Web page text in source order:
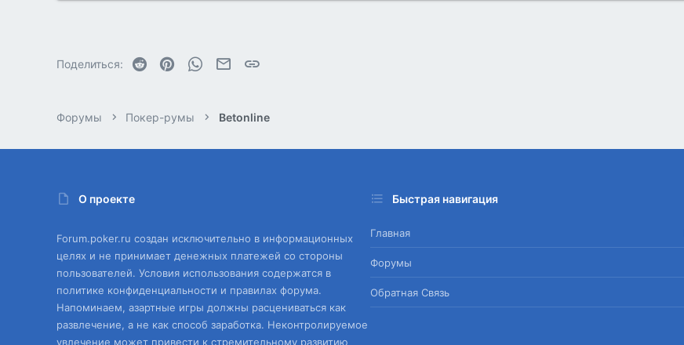
Поделиться: Reddit PinterestWhatsAppЭлектронная почта
Форумы Покер-румы Betonline
О проекте
Forum.poker.ru создан исключительно в информационных
целях и не принимает денежных платежей со стороны
пользователей. Условия использования содержатся в
политике конфиденциальности и правилах форума.
Напоминаем, азартные игры должны расцениваться как
развлечение, а не как способ заработка. Неконтролируемое
увлечение может привести к стремительному развитию
Быстрая навигация
Главная
Форумы
Обратная Связь